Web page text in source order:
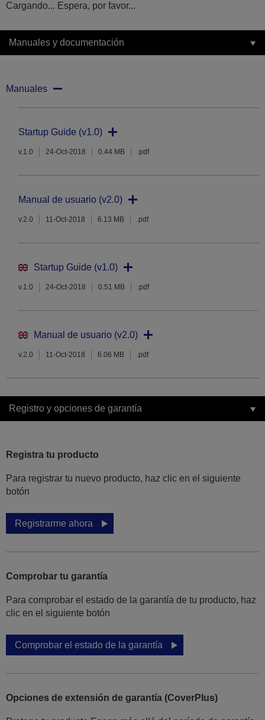
Cargando... Espera, por favor...
Manuales y documentación
Manuales
Startup Guide (v1.0)
v.1.0 24-Oct-2018 0.44 MB .pdf
Manual de usuario (v2.0)
v.2.0 11-Oct-2018 6.13 MB .pdf
Startup Guide (v1.0)
v.1.0 24-Oct-2018 0.51 MB .pdf
Manual de usuario (v2.0)
v.2.0 11-Oct-2018 6.06 MB .pdf
Registro y opciones de garantía
Registra tu producto
Para registrar tu nuevo producto, haz clic en el siguiente
botón
Registrarme ahora
Comprobar tu garantía
Para comprobar el estado de la garantía de tu producto, haz
clic en el siguiente botón
Comprobar el estado de la garantía
Opciones de extensión de garantía (CoverPlus)